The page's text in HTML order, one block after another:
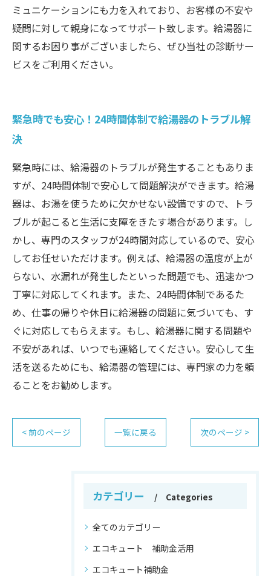
ミュニケーションにも力を入れており、お客様の不安や
疑問に対して親身になってサポート致します。給湯器に
関するお困り事がございましたら、ぜひ当社の診断サー
ビスをご利用ください。
緊急時でも安心！24時間体制で給湯器のトラブル解
決
緊急時には、給湯器のトラブルが発生することもありま
すが、24時間体制で安心して問題解決ができます。給湯
器は、お湯を使うために欠かせない設備ですので、トラ
ブルが起こると生活に支障をきたす場合があります。し
かし、専門のスタッフが24時間対応しているので、安心
してお任せいただけます。例えば、給湯器の温度が上が
らない、水漏れが発生したといった問題でも、迅速かつ
丁寧に対応してくれます。また、24時間体制であるた
め、仕事の帰りや休日に給湯器の問題に気づいても、す
ぐに対応してもらえます。もし、給湯器に関する問題や
不安があれば、いつでも連絡してください。安心して生
活を送るためにも、給湯器の管理には、専門家の力を頼
ることをお勧めします。
< 前のページ 一覧に戻る 次のページ >
カテゴリー Categories
全てのカテゴリー
エコキュート 補助金活用
エコキュート補助金